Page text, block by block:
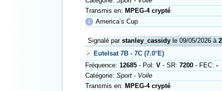
Transmis en: MPEG-4 crypté
ℹ
America’s Cup
Signalé par stanley_cassidyle 09/05/2026 à
Eutelsat 7B - 7C (7.0°E)
Fréquence: 12685- Pol: V- SR: 7200- FEC: -
Catégorie: Sport - Voile
Transmis en: MPEG-4 crypté